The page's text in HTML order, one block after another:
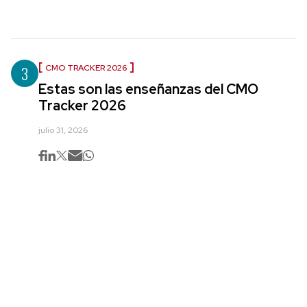
3 CMO TRACKER 2026
Estas son las enseñanzas del CMO
Tracker 2026
julio 31, 2026